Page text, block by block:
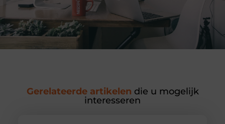
Gerelateerde artikelen die u mogelijk
interesseren